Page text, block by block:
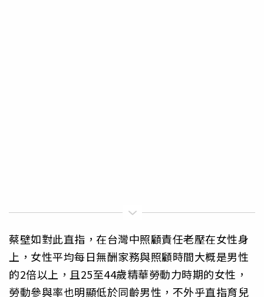
蔡壁如對此直指，在台灣中照顧責任老壓在女性身
上，女性平均每日無酬家務與照顧時間大概是男性
的2倍以上，且25至44歲精華勞動力時期的女性，
勞動參與率也明顯低於同齡男性，不外乎直指育兒